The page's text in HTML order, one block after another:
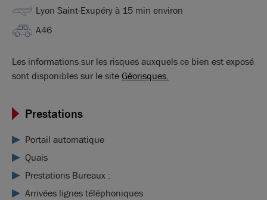
Lyon Saint-Exupéry à 15 min environ
A46
Les informations sur les risques auxquels ce bien est exposé
sont disponibles sur le siteGéorisques.
Prestations
Portail automatique
Quais
Prestations Bureaux :
Arrivées lignes téléphoniques